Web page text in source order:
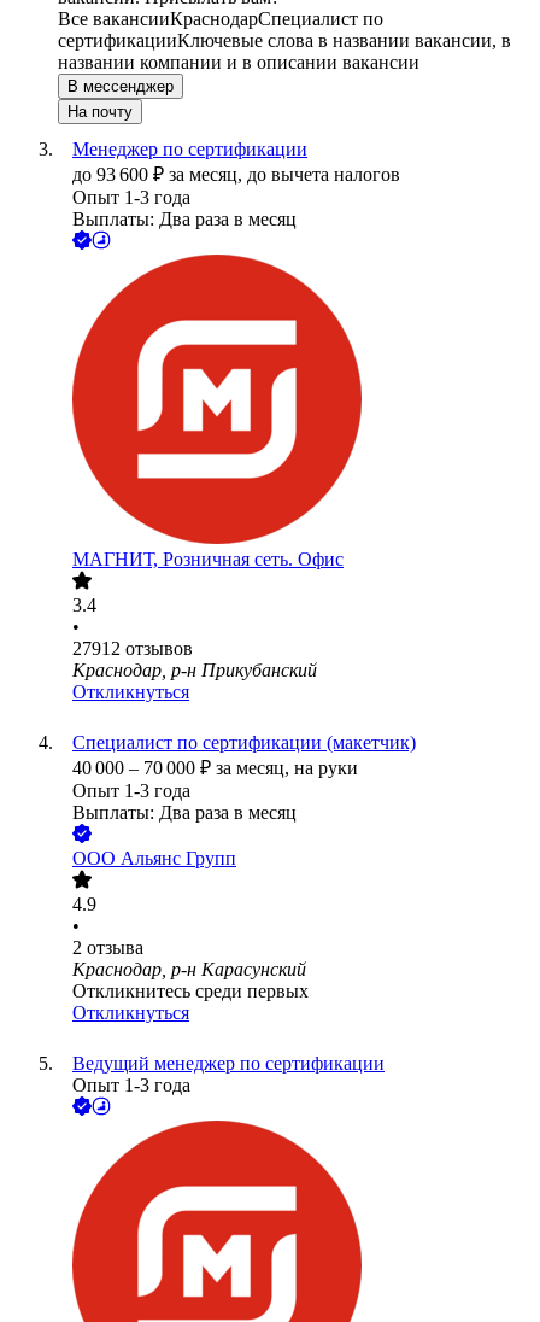
Все вакансииКраснодарСпециалист по
сертификацииКлючевые слова в названии вакансии, в
названии компании и в описании вакансии
В мессенджер
На почту
Менеджер по сертификации
до 93 600 ₽ за месяц, до вычета налогов
Опыт 1-3 года
Выплаты: Два раза в месяц
МАГНИТ, Розничная сеть. Офис
3.4
•
27912 отзывов
Краснодар, р-н Прикубанский
Откликнуться
Специалист по сертификации (макетчик)
40 000 – 70 000 ₽ за месяц, на руки
Опыт 1-3 года
Выплаты: Два раза в месяц
ООО Альянс Групп
4.9
•
2 отзыва
Краснодар, р-н Карасунский
Откликнитесь среди первых
Откликнуться
Ведущий менеджер по сертификации
Опыт 1-3 года